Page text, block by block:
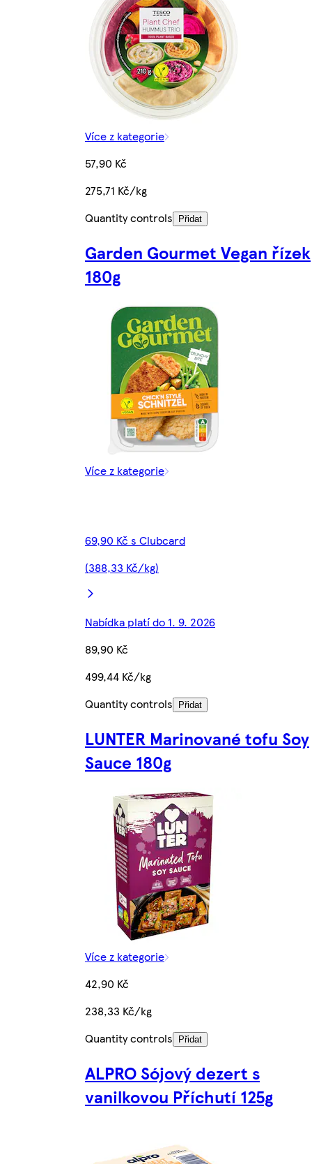
Více z kategorie
57,90 Kč
275,71 Kč/kg
Quantity controls
Přidat
Garden Gourmet Vegan řízek
180g
Více z kategorie
69,90 Kč s Clubcard
(388,33 Kč/kg)
Nabídka platí do 1. 9. 2026
89,90 Kč
499,44 Kč/kg
Quantity controls
Přidat
LUNTER Marinované tofu Soy
Sauce 180g
Více z kategorie
42,90 Kč
238,33 Kč/kg
Quantity controls
Přidat
ALPRO Sójový dezert s
vanilkovou Příchutí 125g